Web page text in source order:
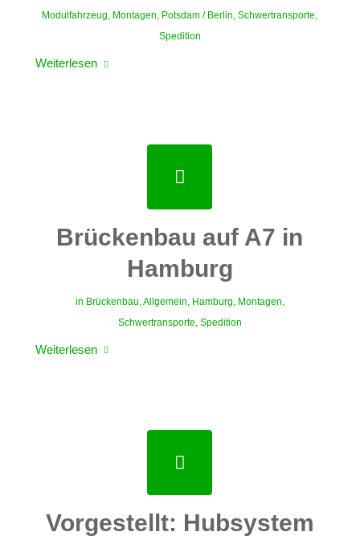
Modulfahrzeug, Montagen, Potsdam / Berlin,Schwertransporte,
Spedition
Weiterlesen
Brückenbau auf A7 in
Hamburg
in Brückenbau Allgemein Hamburg Montagen
Schwertransporte Spedition
Weiterlesen
Vorgestellt: Hubsystem